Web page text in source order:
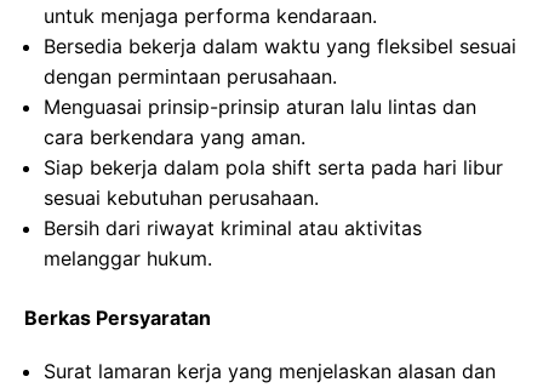
untuk menjaga performa kendaraan.
Bersedia bekerja dalam waktu yang fleksibel sesuai
dengan permintaan perusahaan.
Menguasai prinsip-prinsip aturan lalu lintas dan
cara berkendara yang aman.
Siap bekerja dalam pola shift serta pada hari libur
sesuai kebutuhan perusahaan.
Bersih dari riwayat kriminal atau aktivitas
melanggar hukum.
Berkas Persyaratan
Surat lamaran kerja yang menjelaskan alasan dan